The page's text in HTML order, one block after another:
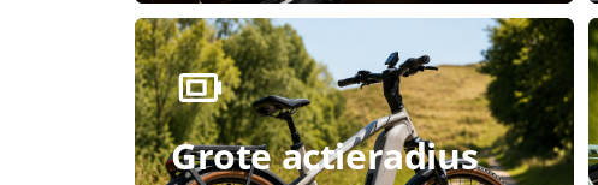
Grote actieradius